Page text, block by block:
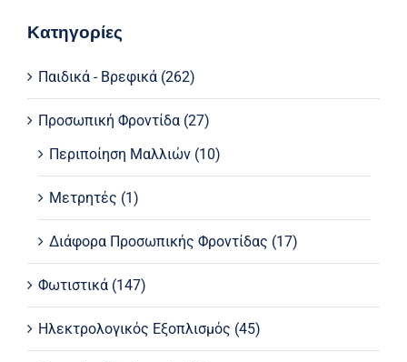
Κατηγορίες
Παιδικά - Βρεφικά (262)
Προσωπική Φροντίδα (27)
Περιποίηση Μαλλιών (10)
Μετρητές (1)
Διάφορα Προσωπικής Φροντίδας (17)
Φωτιστικά (147)
Ηλεκτρολογικός Εξοπλισμός (45)